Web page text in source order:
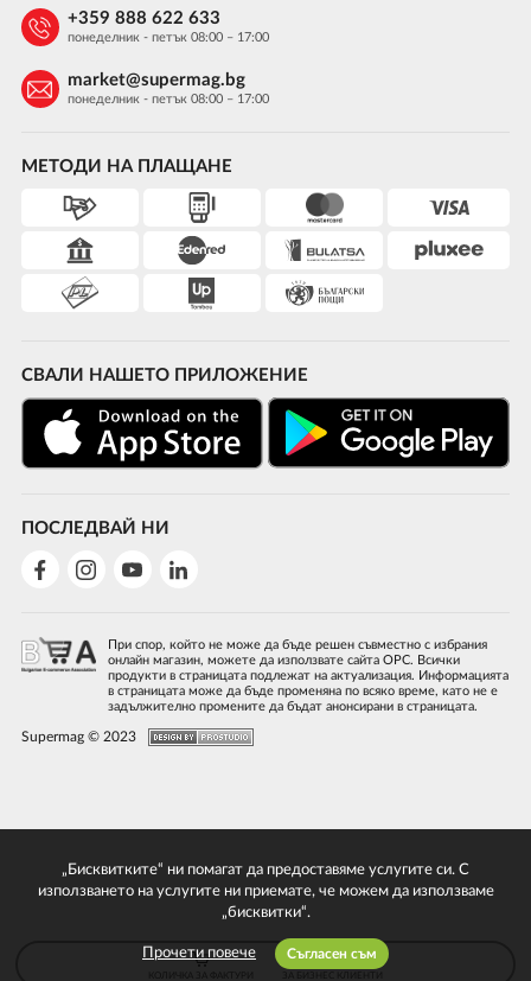
МЕТОДИ НА ПЛАЩАНЕ
СВАЛИ НАШЕТО ПРИЛОЖЕНИЕ
ПОСЛЕДВАЙ НИ
+359 888 622 633
понеделник - петък 08:00 – 17:00
market@supermag.bg
понеделник - петък 08:00 – 17:00
При спор, който не може да бъде решен съвместно с избрания
онлайн магазин, можете да използвате сайта ОРС. Всички
продукти в страницата подлежат на актуализация. Информацията
в страницата може да бъде променяна по всяко време, като не е
задължително промените да бъдат анонсирани в страницата.
Supermag © 2023
„Бисквитките“ ни помагат да предоставяме услугите си. С
използването на услугите ни приемате, че можем да използваме
„бисквитки“.
Прочети повече Съгласен съм